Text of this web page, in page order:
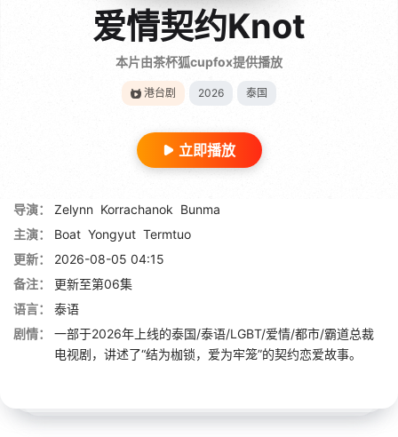
爱情契约Knot
本片由茶杯狐cupfox提供播放
港台剧 2026 泰国
立即播放
导演： Zelynn Korrachanok Bunma
主演：
Boat Yongyut Termtuo
更新：
2026-08-05 04:15
备注：
更新至第06集
语言：
泰语
剧情：
一部于2026年上线的泰国/泰语/LGBT/爱情/都市/霸道总裁
电视剧，讲述了“结为枷锁，爱为牢笼”的契约恋爱故事。